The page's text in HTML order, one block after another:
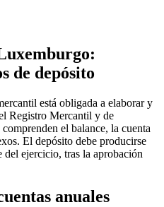
de depósito
está obligada a elaborar y
Registro Mercantil y de
el balance, la cuenta
El depósito debe producirse
del ejercicio, tras la aprobación
anuales